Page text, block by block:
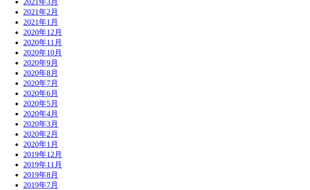
2021年3月
2021年2月
2021年1月
2020年12月
2020年11月
2020年10月
2020年9月
2020年8月
2020年7月
2020年6月
2020年5月
2020年4月
2020年3月
2020年2月
2020年1月
2019年12月
2019年11月
2019年8月
2019年7月